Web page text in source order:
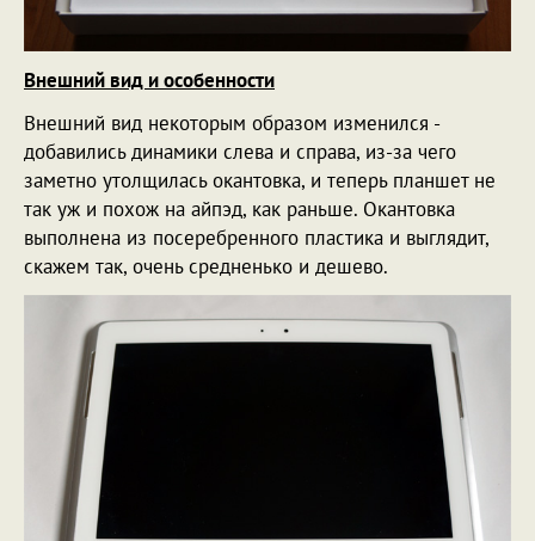
Внешний вид и особенности
Внешний вид некоторым образом изменился -
добавились динамики слева и справа, из-за чего
заметно утолщилась окантовка, и теперь планшет не
так уж и похож на айпэд, как раньше. Окантовка
выполнена из посеребренного пластика и выглядит,
скажем так, очень средненько и дешево.